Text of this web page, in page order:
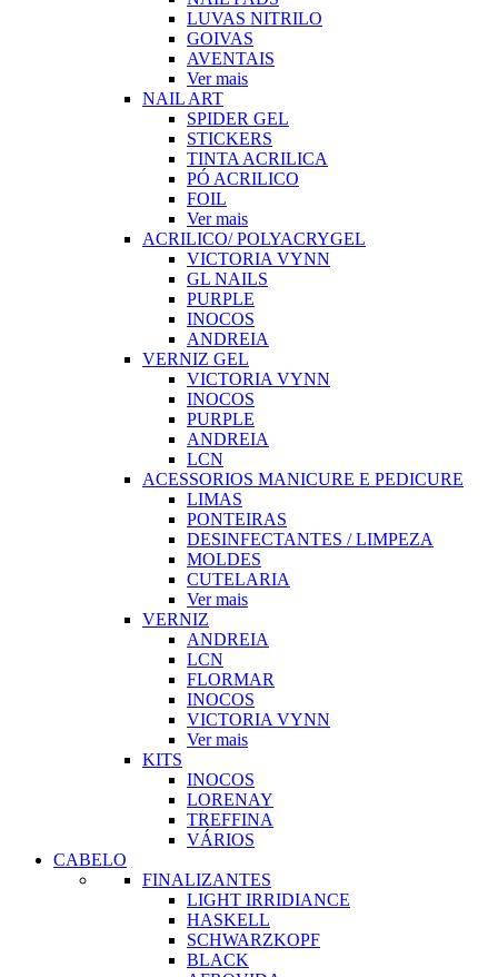
LUVAS NITRILO
GOIVAS
AVENTAIS
Ver mais
NAIL ART
SPIDER GEL
STICKERS
TINTA ACRILICA
PÓ ACRILICO
FOIL
Ver mais
ACRILICO/ POLYACRYGEL
VICTORIA VYNN
GL NAILS
PURPLE
INOCOS
ANDREIA
VERNIZ GEL
VICTORIA VYNN
INOCOS
PURPLE
ANDREIA
LCN
ACESSORIOS MANICURE E PEDICURE
LIMAS
PONTEIRAS
DESINFECTANTES / LIMPEZA
MOLDES
CUTELARIA
Ver mais
VERNIZ
ANDREIA
LCN
FLORMAR
INOCOS
VICTORIA VYNN
Ver mais
KITS
INOCOS
LORENAY
TREFFINA
VÁRIOS
CABELO
FINALIZANTES
LIGHT IRRIDIANCE
HASKELL
SCHWARZKOPF
BLACK